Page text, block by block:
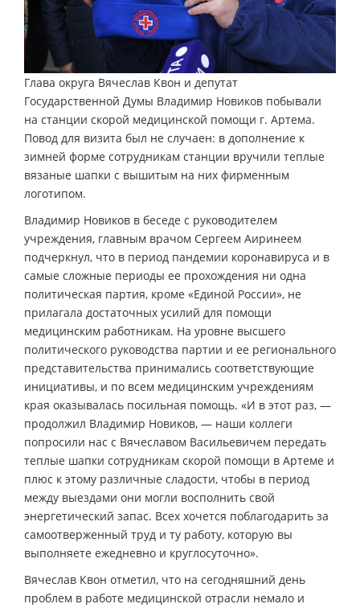
Глава округа Вячеслав Квон и депутат
Государственной Думы Владимир Новиков побывали
на станции скорой медицинской помощи г. Артема.
Повод для визита был не случаен: в дополнение к
зимней форме сотрудникам станции вручили теплые
вязаные шапки с вышитым на них фирменным
логотипом.
Владимир Новиков в беседе с руководителем
учреждения, главным врачом Сергеем Аиринеем
подчеркнул, что в период пандемии коронавируса и в
самые сложные периоды ее прохождения ни одна
политическая партия, кроме «Единой России», не
прилагала достаточных усилий для помощи
медицинским работникам. На уровне высшего
политического руководства партии и ее регионального
представительства принимались соответствующие
инициативы, и по всем медицинским учреждениям
края оказывалась посильная помощь. «И в этот раз, —
продолжил Владимир Новиков, — наши коллеги
попросили нас с Вячеславом Васильевичем передать
теплые шапки сотрудникам скорой помощи в Артеме и
плюс к этому различные сладости, чтобы в период
между выездами они могли восполнить свой
энергетический запас. Всех хочется поблагодарить за
самоотверженный труд и ту работу, которую вы
выполняете ежедневно и круглосуточно».
Вячеслав Квон отметил, что на сегодняшний день
проблем в работе медицинской отрасли немало и